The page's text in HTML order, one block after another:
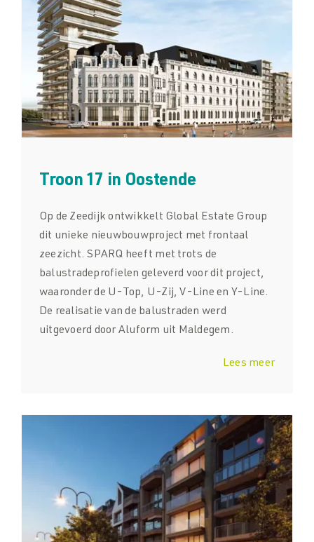
Troon 17 in Oostende
Op de Zeedijk ontwikkelt Global Estate Group
dit unieke nieuwbouwproject met frontaal
zeezicht. SPARQ heeft met trots de
balustradeprofielen geleverd voor dit project,
waaronder de U-Top, U-Zij, V-Line en Y-Line.
De realisatie van de balustraden werd
uitgevoerd door Aluform uit Maldegem.
Lees meer